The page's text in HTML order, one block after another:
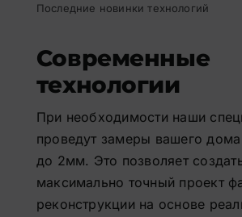
Последние новинки технологий
Современные
технологии
При необходимости наши
проведут замеры вашего
до 2мм. Это позволяет
максимально точный проект
реконструкции на основе